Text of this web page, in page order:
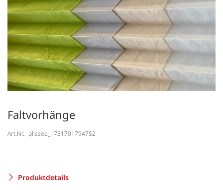
Faltvorhänge
Art.Nr.: plissee_1731701794752
Produktdetails